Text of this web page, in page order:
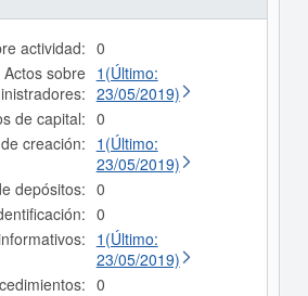
actividad: 0
Actos sobre 1(Último:
23/05/2019)
de capital: 0
creación:
1(Último:
23/05/2019)
depósitos: 0
0
1(Último:
23/05/2019)
0